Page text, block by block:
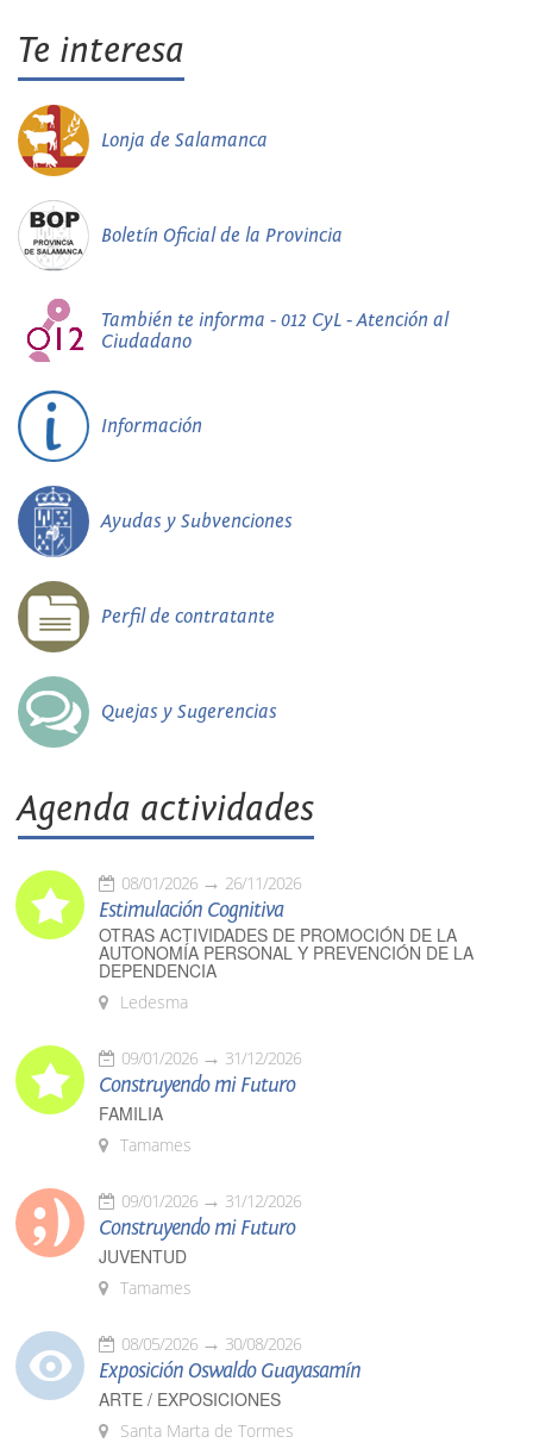
Te interesa
Lonja de Salamanca
Boletín Oficial de la Provincia
También te informa - 012 CyL - Atención al
Ciudadano
Información
Ayudas y Subvenciones
Perfil de contratante
Quejas y Sugerencias
Agenda actividades
08/01/2026 26/11/2026
Estimulación Cognitiva
OTRAS ACTIVIDADES DE PROMOCIÓN DE LA
AUTONOMÍA PERSONAL Y PREVENCIÓN DE LA
DEPENDENCIA
Ledesma
09/01/2026 31/12/2026
Construyendo mi Futuro
FAMILIA
Tamames
09/01/2026 31/12/2026
Construyendo mi Futuro
JUVENTUD
Tamames
08/05/2026 30/08/2026
Exposición Oswaldo Guayasamín
ARTE / EXPOSICIONES
Santa Marta de Tormes